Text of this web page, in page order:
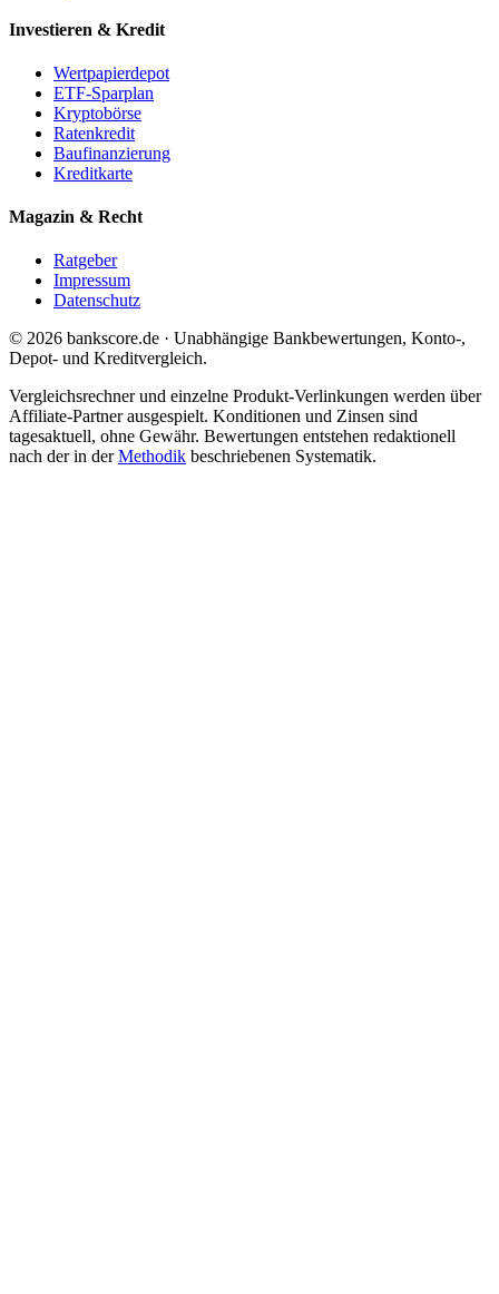
Investieren & Kredit
Wertpapierdepot
ETF-Sparplan
Kryptobörse
Ratenkredit
Baufinanzierung
Kreditkarte
Magazin & Recht
Ratgeber
Impressum
Datenschutz
© 2026 bankscore.de · Unabhängige Bankbewertungen, Konto-,
Depot- und Kreditvergleich.
Vergleichsrechner und einzelne Produkt-Verlinkungen werden über
Affiliate-Partner ausgespielt. Konditionen und Zinsen sind
tagesaktuell, ohne Gewähr. Bewertungen entstehen redaktionell
nach der in derMethodik beschriebenen Systematik.